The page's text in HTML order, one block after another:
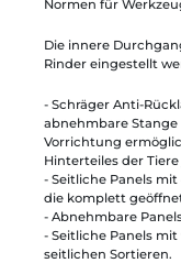
Normen für
Die innere
Rinder eingestellt
- Schräger Anti-
abnehmbare
Vorrichtung
Hinterteiles der
- Seitliche Panels
die komplett
- Abnehmbare
- Seitliche Panels
seitlichen Sortieren.